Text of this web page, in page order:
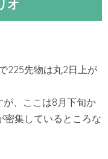
オ
225先物は丸2日上が
が、ここは8月下旬か
密集しているところな